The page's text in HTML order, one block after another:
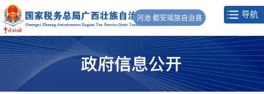
河池 都安瑶族自治县 导航